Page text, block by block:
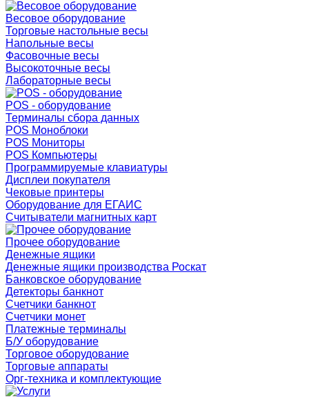
Весовое оборудование
Торговые настольные весы
Напольные весы
Фасовочные весы
Высокоточные весы
Лабораторные весы
POS - оборудование
Терминалы сбора данных
POS Моноблоки
POS Мониторы
POS Компьютеры
Программируемые клавиатуры
Дисплеи покупателя
Чековые принтеры
Оборудование для ЕГАИС
Считыватели магнитных карт
Прочее оборудование
Денежные ящики
Денежные ящики производства Роскат
Банковское оборудование
Детекторы банкнот
Счетчики банкнот
Счетчики монет
Платежные терминалы
Б/У оборудование
Торговое оборудование
Торговые аппараты
Орг-техника и комплектующие